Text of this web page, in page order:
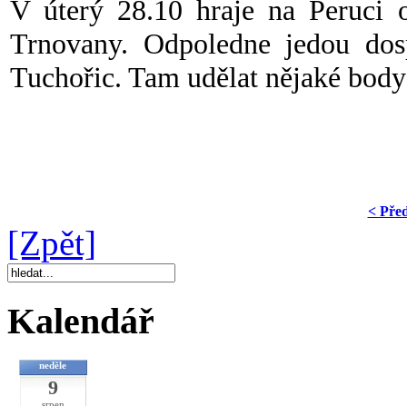
V úterý 28.10 hraje na Peruci
Trnovany. Odpoledne jedou
Tuchořic. Tam udělat nějaké
<
[Zpět]
Kalendář
neděle
9
srpen